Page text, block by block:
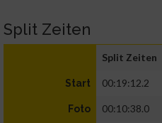
Split Zeiten
Split Zeiten
Start 00:19:12.2
Foto 00:10:38.0